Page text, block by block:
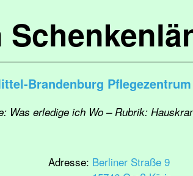
Brandenburg
Was erledige ich Wo – Rubrik:
Adresse: Berliner Straße 9